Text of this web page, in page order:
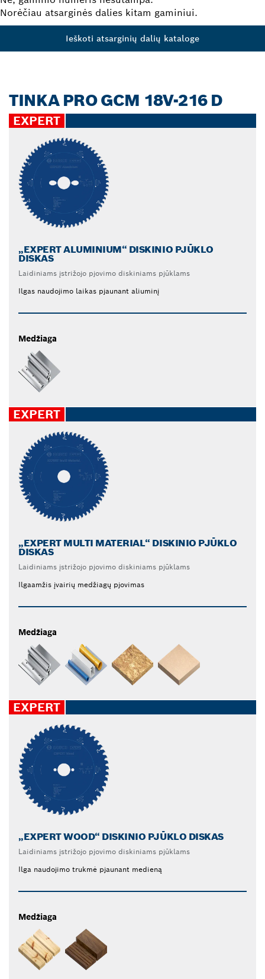
Norėčiau atsarginės dalies kitam gaminiui.
Ieškoti atsarginių dalių kataloge
TINKA PRO GCM 18V-216 D
EXPERT
„EXPERT ALUMINIUM“ DISKINIO PJŪKLO
DISKAS
Laidiniams įstrižojo pjovimo diskiniams pjūklams
Ilgas naudojimo laikas pjaunant aliuminį
Medžiaga
EXPERT
„EXPERT MULTI MATERIAL“ DISKINIO PJŪKLO
DISKAS
Laidiniams įstrižojo pjovimo diskiniams pjūklams
Ilgaamžis įvairių medžiagų pjovimas
Medžiaga
EXPERT
„EXPERT WOOD“ DISKINIO PJŪKLO DISKAS
Laidiniams įstrižojo pjovimo diskiniams pjūklams
Ilga naudojimo trukmė pjaunant medieną
Medžiaga